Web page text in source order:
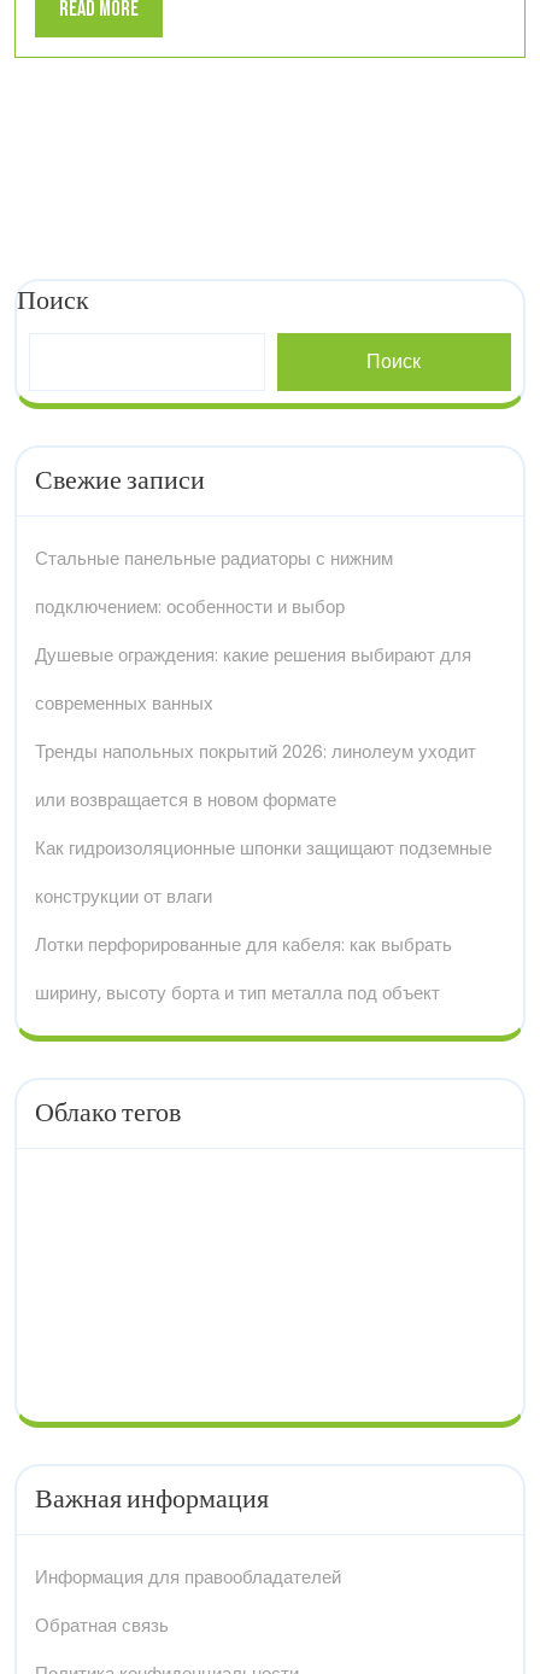
Read MoreRead
More
Поиск
Поиск
Свежие записи
Стальные панельные радиаторы с нижним
подключением: особенности и выбор
Душевые ограждения: какие решения выбирают для
современных ванных
Тренды напольных покрытий 2026: линолеум уходит
или возвращается в новом формате
Как гидроизоляционные шпонки защищают подземные
конструкции от влаги
Лотки перфорированные для кабеля: как выбрать
ширину, высоту борта и тип металла под объект
Облако тегов
Важная информация
Информация для правообладателей
Обратная связь